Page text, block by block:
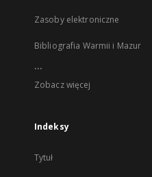
Zasoby elektroniczne
Bibliografia Warmii i Mazur
...
Zobacz więcej
Indeksy
Tytuł